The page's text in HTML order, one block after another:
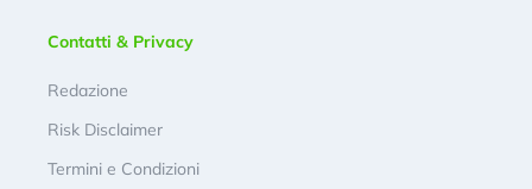
Contatti & Privacy
Redazione
Risk Disclaimer
Termini e Condizioni